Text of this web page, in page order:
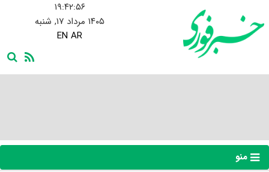
۱۹:۴۲:۵۷
۱۴۰۵ مرداد ۱۷, شنبه
EN AR
منو